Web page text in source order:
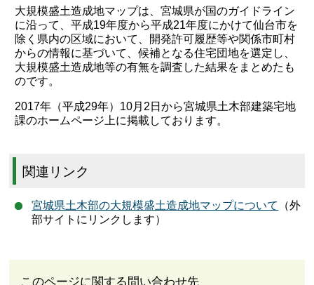
大規模盛土造成地マップは、宮城県が国のガイドライン
に沿って、平成19年度から平成21年度にかけて仙台市を
除く県内の区域において、開発許可履歴等や関係市町村
からの情報に基づいて、候補となる住宅団地を選定し、
大規模盛土造成地等の有無を調査した結果をまとめたも
のです。
2017年（平成29年）10月2日から宮城県土木部建築宅地
課のホームページ上に掲載しております。
関連リンク
宮城県土木部の大規模盛土造成地マップについて
（外
部サイトにリンクします）
このページに関する問い合わせ先